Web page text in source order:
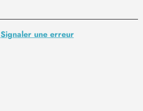
Signaler une erreur